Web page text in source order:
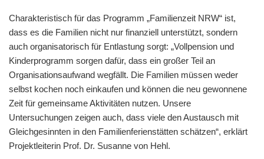
Charakteristisch für das Programm „Familienzeit NRW“ ist,
dass es die Familien nicht nur finanziell unterstützt, sondern
auch organisatorisch für Entlastung sorgt: „Vollpension und
Kinderprogramm sorgen dafür, dass ein großer Teil an
Organisationsaufwand wegfällt. Die Familien müssen weder
selbst kochen noch einkaufen und können die neu gewonnene
Zeit für gemeinsame Aktivitäten nutzen. Unsere
Untersuchungen zeigen auch, dass viele den Austausch mit
Gleichgesinnten in den Familienferienstätten schätzen“, erklärt
Projektleiterin Prof. Dr. Susanne von Hehl.